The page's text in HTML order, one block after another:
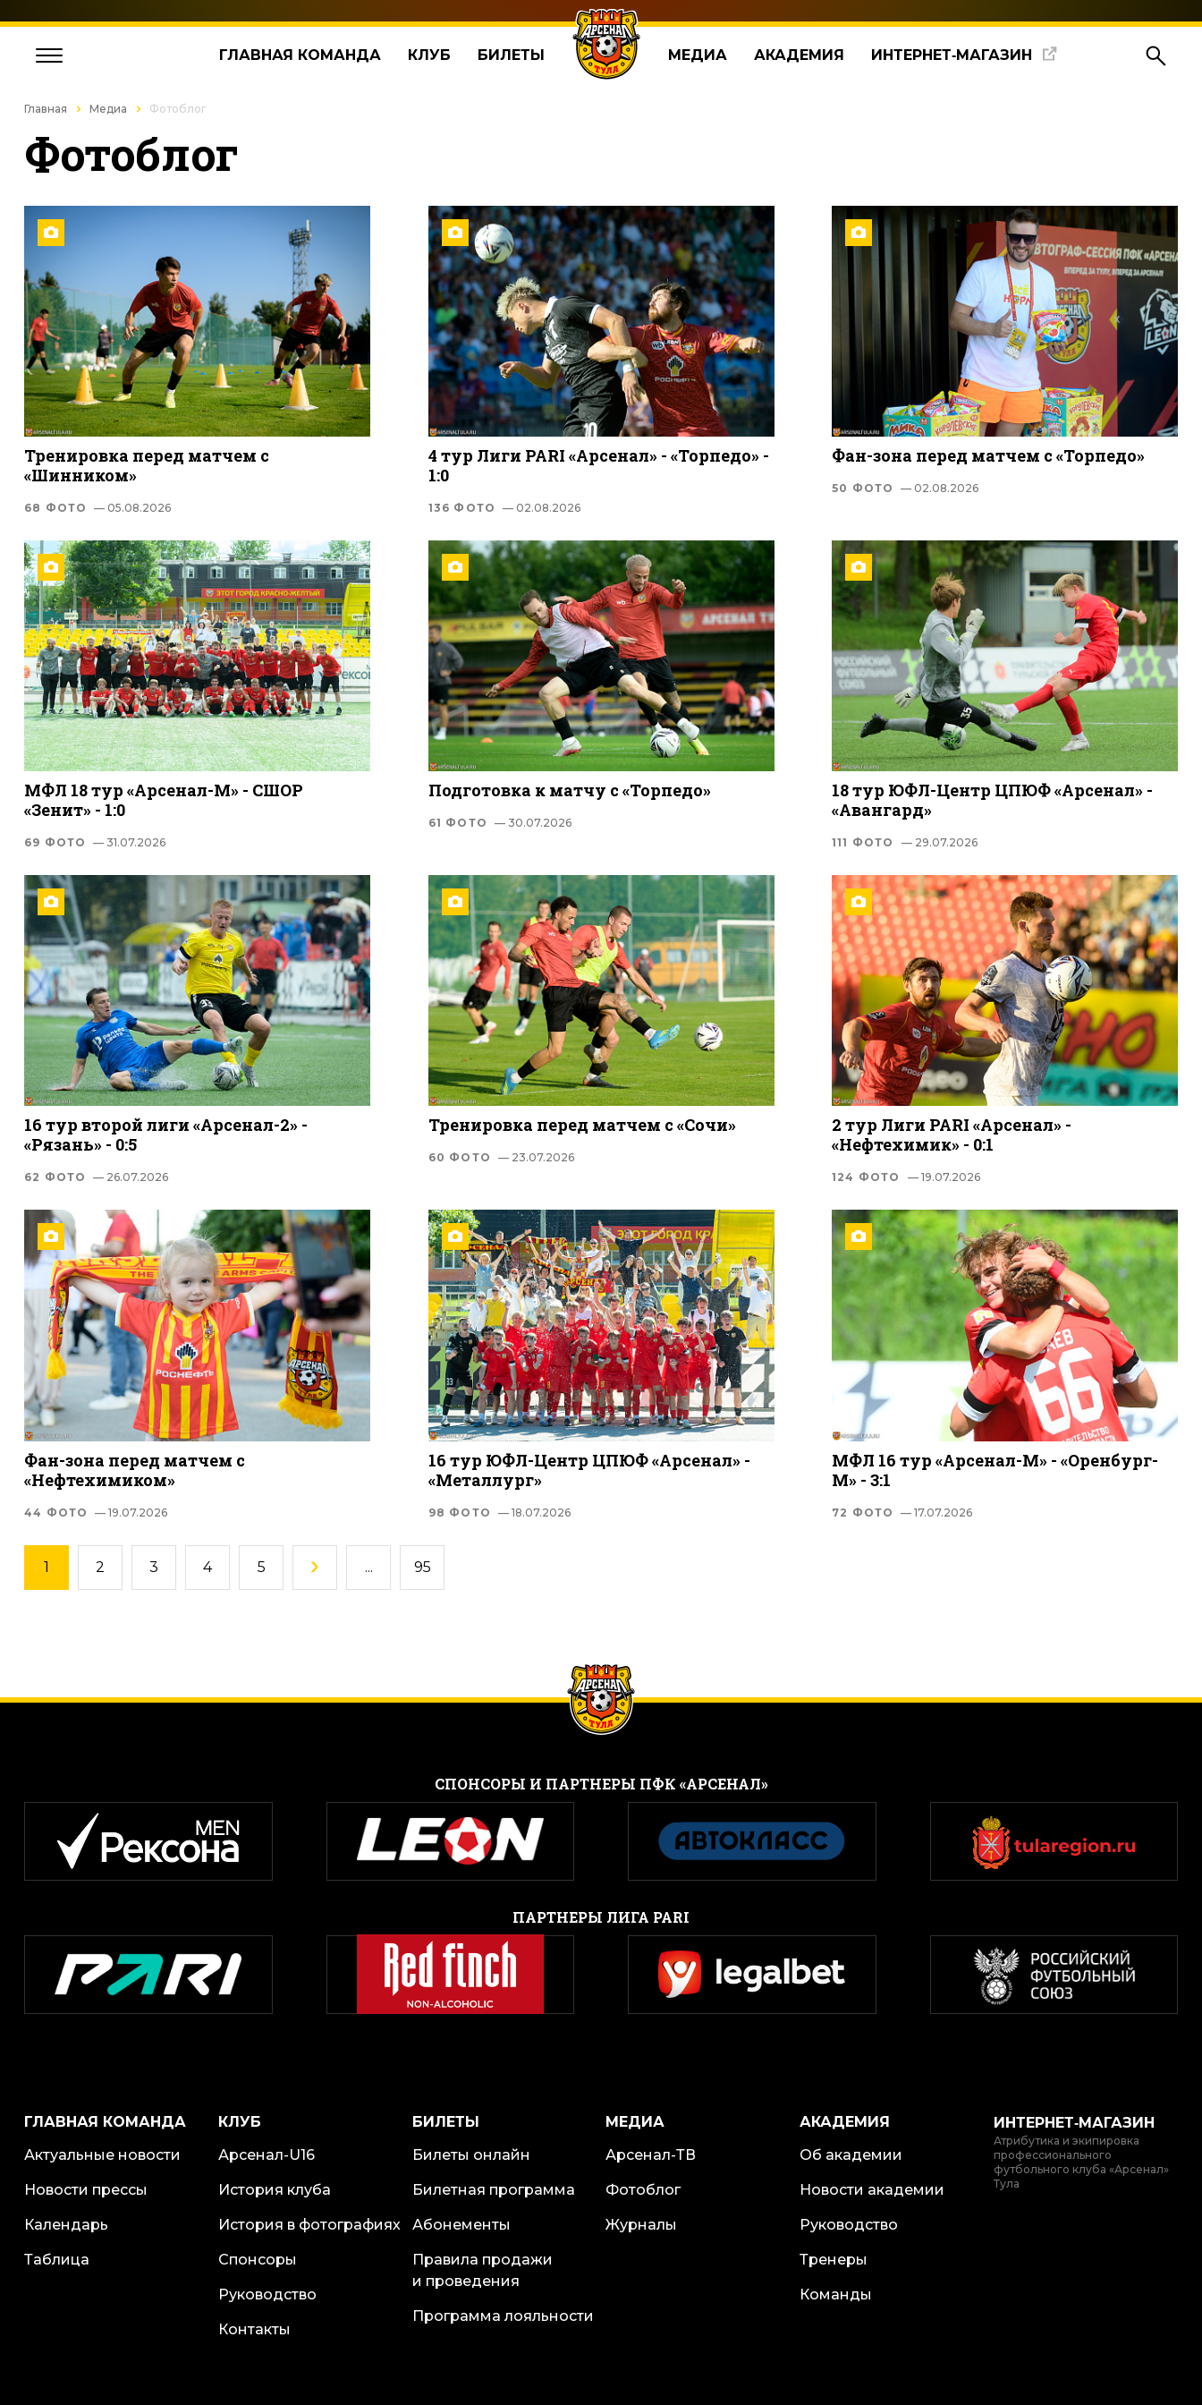
ГЛАВНАЯ КОМАНДА КЛУБ БИЛЕТЫ МЕДИА АКАДЕМИЯ ИНТЕРНЕТ‑МАГАЗИН
Главная Медиа Фотоблог
Фотоблог
Тренировка перед матчем с
«Шинником»
68 ФОТО — 05.08.2026
4 тур Лиги PARI «Арсенал» - «Торпедо» -
1:0
136 ФОТО — 02.08.2026
Фан-зона перед матчем с «Торпедо»
50 ФОТО — 02.08.2026
МФЛ 18 тур «Арсенал-М» - СШОР
«Зенит» - 1:0
69 ФОТО — 31.07.2026
Подготовка к матчу с «Торпедо»
61 ФОТО — 30.07.2026
18 тур ЮФЛ-Центр ЦПЮФ «Арсенал» -
«Авангард»
111 ФОТО — 29.07.2026
16 тур второй лиги «Арсенал-2» -
«Рязань» - 0:5
62 ФОТО — 26.07.2026
Тренировка перед матчем с «Сочи»
60 ФОТО — 23.07.2026
2 тур Лиги PARI «Арсенал» -
«Нефтехимик» - 0:1
124 ФОТО — 19.07.2026
Фан-зона перед матчем с
«Нефтехимиком»
44 ФОТО — 19.07.2026
16 тур ЮФЛ-Центр ЦПЮФ «Арсенал» -
«Металлург»
98 ФОТО — 18.07.2026
МФЛ 16 тур «Арсенал-М» - «Оренбург-
М» - 3:1
72 ФОТО — 17.07.2026
1 2 3 4 5 ... 95
CПОНСОРЫ И ПАРТНЕРЫ ПФК «АРСЕНАЛ»
ПАРТНЕРЫ ЛИГА PARI
ГЛАВНАЯ КОМАНДА
Актуальные новости
Новости прессы
Календарь
Таблица
КЛУБ
Арсенал-U16
История клуба
История в фотографиях
Спонсоры
Руководство
Контакты
БИЛЕТЫ
Билеты онлайн
Билетная программа
Абонементы
Правила продажи
и проведения
Программа лояльности
МЕДИА
Арсенал-ТВ
Фотоблог
Журналы
АКАДЕМИЯ
Об академии
Новости академии
Руководство
Тренеры
Команды
ИНТЕРНЕТ‑МАГАЗИН
Атрибутика и экипировка
профессионального
футбольного клуба «Арсенал»
Тула